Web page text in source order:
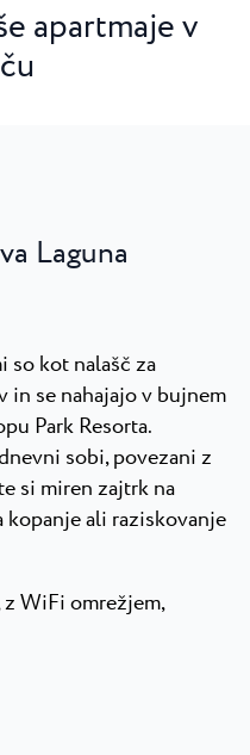
apartmajev
Laguna
so kot nalašč za
se nahajajo v bujnem
Park Resorta.
sobi, povezani z
si miren zajtrk na
kopanje ali raziskovanje
WiFi omrežjem,